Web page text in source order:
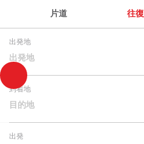
片道 往復
出発地
出発地
到着地
目的地
出発